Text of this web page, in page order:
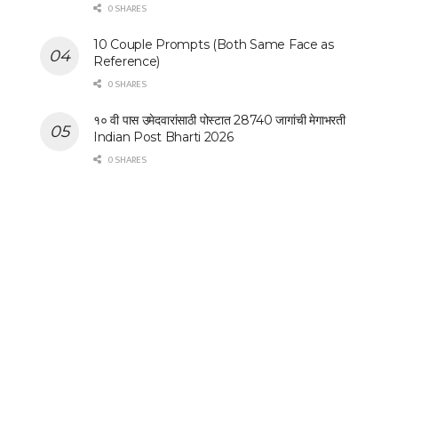
0 SHARES
10 Couple Prompts (Both Same Face as
Reference)
0 SHARES
१० वी पास उमेदवारांसाठी पोस्टात 28740 जागांची मेगाभरती
Indian Post Bharti 2026
0 SHARES